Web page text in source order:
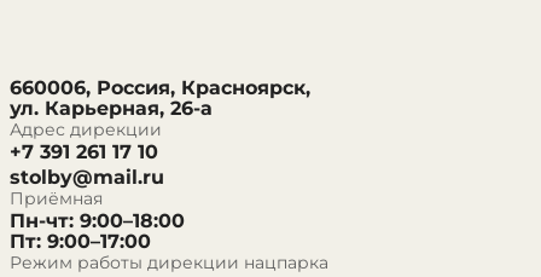
660006, Россия, Красноярск,
ул. Карьерная, 26-а
Адрес дирекции
+7 391 261 17 10
stolby@mail.ru
Приёмная
Пн-чт: 9:00–18:00
Пт: 9:00–17:00
Режим работы дирекции нацпарка